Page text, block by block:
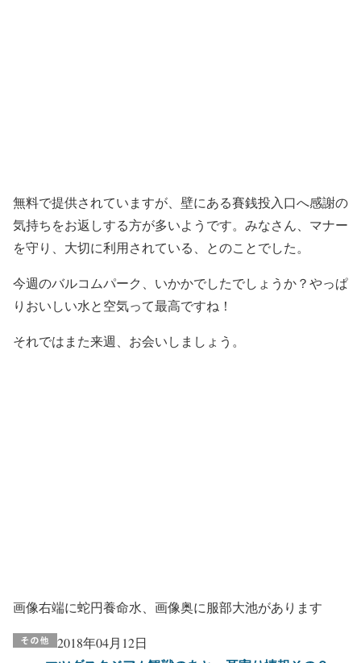
無料で提供されていますが、壁にある賽銭投入口へ感謝の
気持ちをお返しする方が多いようです。みなさん、マナー
を守り、大切に利用されている、とのことでした。
今週のバルコムパーク、いかかでしたでしょうか？やっぱ
りおいしい水と空気って最高ですね！
それではまた来週、お会いしましょう。
画像右端に蛇円養命水、画像奥に服部大池があります
2018年04月12日